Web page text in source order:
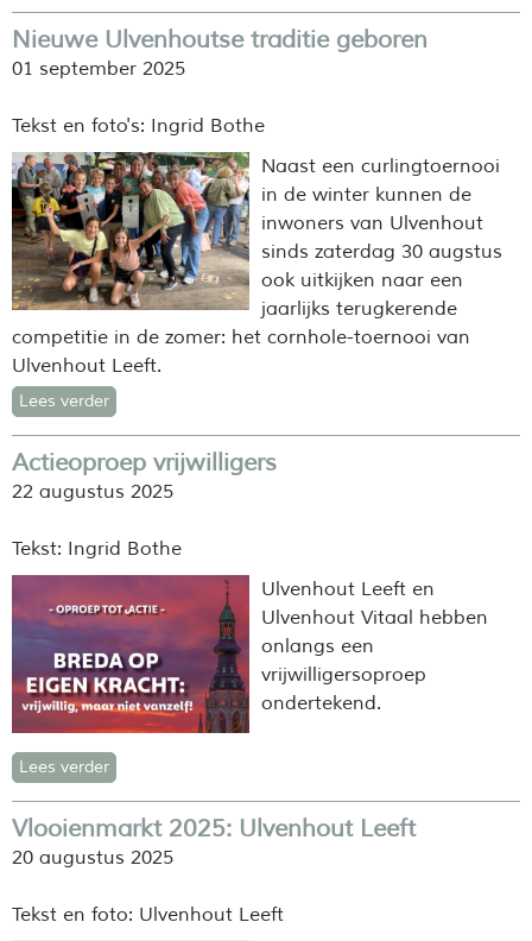
Nieuwe Ulvenhoutse traditie geboren
01 september 2025
Tekst en foto's: Ingrid Bothe
Naast een curlingtoernooi
in de winter kunnen de
inwoners van Ulvenhout
sinds zaterdag 30 augstus
ook uitkijken naar een
jaarlijks terugkerende
competitie in de zomer: het cornhole-toernooi van
Ulvenhout Leeft.
Lees verder
Actieoproep vrijwilligers
22 augustus 2025
Tekst: Ingrid Bothe
Ulvenhout Leeft en
Ulvenhout Vitaal hebben
onlangs een
vrijwilligersoproep
ondertekend.
Lees verder
Vlooienmarkt 2025: Ulvenhout Leeft
20 augustus 2025
Tekst en foto: Ulvenhout Leeft